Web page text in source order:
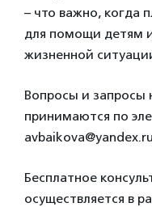
– что важно, когда
для помощи детям
жизненной
Вопросы и запросы
принимаются по
Бесплатное
осуществляется в